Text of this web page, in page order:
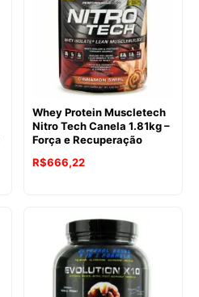
Whey Protein Muscletech
Nitro Tech Canela 1.81kg –
Força e Recuperação
R$666,22